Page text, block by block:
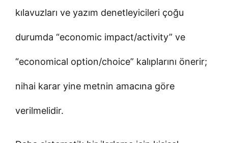
kılavuzları ve yazım denetleyicileri çoğu
durumda “economic impact/activity” ve
“economical option/choice” kalıplarını önerir;
nihai karar yine metnin amacına göre
verilmelidir.